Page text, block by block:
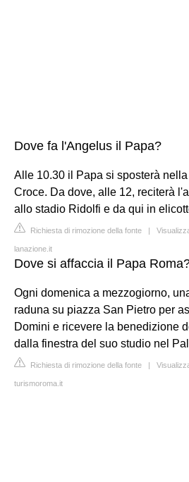
Dove fa l'Angelus il Papa?
Alle 10.30 il Papa si sposterà
Croce. Da dove, alle 12, reciterà
allo stadio Ridolfi e da qui in
Richiesta di rimozione della fonte |
lanazione.it
Dove si affaccia il Papa
Ogni domenica a mezzogiorno,
raduna su piazza San Pietro per
Domini e ricevere la benedizione
dalla finestra del suo studio nel
Richiesta di rimozione della fonte |
turismoroma.it